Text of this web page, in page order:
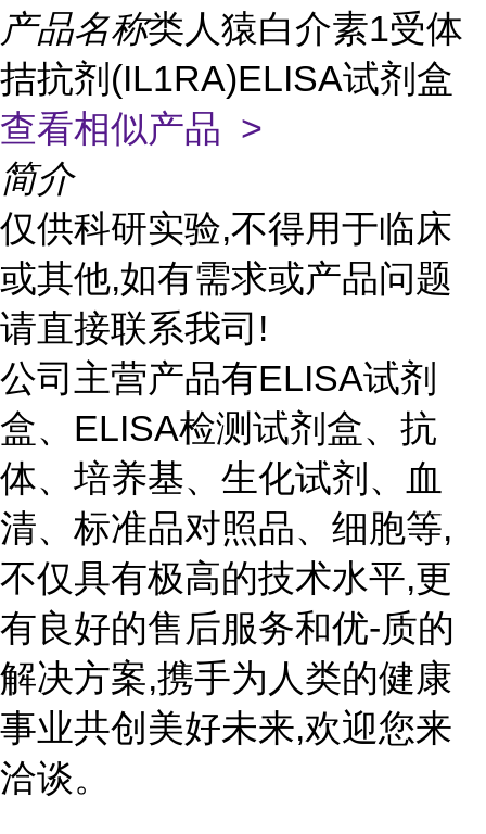
产品名称类人猿白介素1受体
拮抗剂(IL1RA)ELISA试剂盒
查看相似产品 >
简介
仅供科研实验,不得用于临床
或其他,如有需求或产品问题
请直接联系我司!
公司主营产品有ELISA试剂
盒、ELISA检测试剂盒、抗
体、培养基、生化试剂、血
清、标准品对照品、细胞等,
不仅具有极高的技术水平,更
有良好的售后服务和优-质的
解决方案,携手为人类的健康
事业共创美好未来,欢迎您来
洽谈。